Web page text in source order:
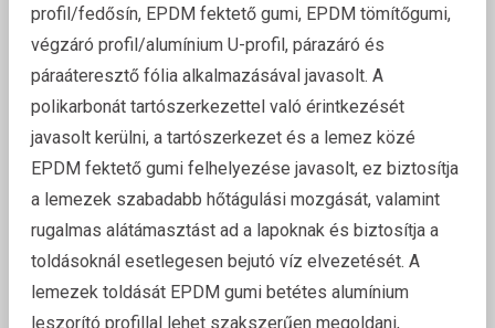
profil/fedősín, EPDM fektető gumi, EPDM tömítőgumi,
végzáró profil/alumínium U-profil, párazáró és
páraáteresztő fólia alkalmazásával javasolt. A
polikarbonát tartószerkezettel való érintkezését
javasolt kerülni, a tartószerkezet és a lemez közé
EPDM fektető gumi felhelyezése javasolt, ez biztosítja
a lemezek szabadabb hőtágulási mozgását, valamint
rugalmas alátámasztást ad a lapoknak és biztosítja a
toldásoknál esetlegesen bejutó víz elvezetését. A
lemezek toldását EPDM gumi betétes alumínium
leszorító profillal lehet szakszerűen megoldani,